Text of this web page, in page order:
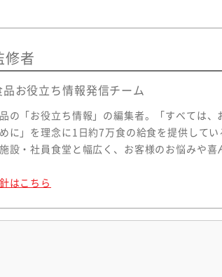
修者
お役立ち情報発信チーム
の「お役立ち情報」の編集者。「すべては
に」を理念に1日約7万食の給食を提供して
設・社員食堂と幅広く、お客様のお悩みや
はこちら